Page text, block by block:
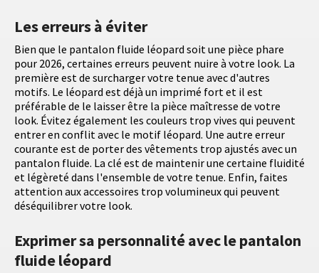
Les erreurs à éviter
Bien que le pantalon fluide léopard soit une pièce phare
pour 2026, certaines erreurs peuvent nuire à votre look. La
première est de surcharger votre tenue avec d'autres
motifs. Le léopard est déjà un imprimé fort et il est
préférable de le laisser être la pièce maîtresse de votre
look. Évitez également les couleurs trop vives qui peuvent
entrer en conflit avec le motif léopard. Une autre erreur
courante est de porter des vêtements trop ajustés avec un
pantalon fluide. La clé est de maintenir une certaine fluidité
et légèreté dans l'ensemble de votre tenue. Enfin, faites
attention aux accessoires trop volumineux qui peuvent
déséquilibrer votre look.
Exprimer sa personnalité avec le pantalon
fluide léopard